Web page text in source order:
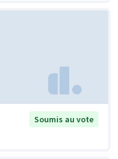
Soumis au vote